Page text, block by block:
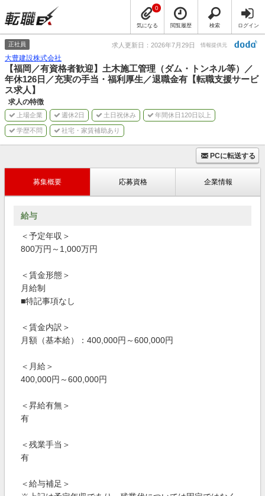
気になる
0
閲覧履歴 検索 ログイン
正社員 求人更新日：2026年7月29日 情報提供元
大豊建設株式会社
【福岡／有資格者歓迎】土木施工管理（ダム・トンネル等）／
年休126日／充実の手当・福利厚生／退職金有【転職支援サービ
ス求人】
求人の特徴
上場企業 週休2日 土日祝休み 年間休日120日以上
学歴不問 社宅・家賃補助あり
PCに転送する
募集概要 応募資格 企業情報
給与
＜予定年収＞
800万円～1,000万円
＜賃金形態＞
月給制
■特記事項なし
＜賃金内訳＞
月額（基本給）：400,000円～600,000円
＜月給＞
400,000円～600,000円
＜昇給有無＞
有
＜残業手当＞
有
＜給与補足＞